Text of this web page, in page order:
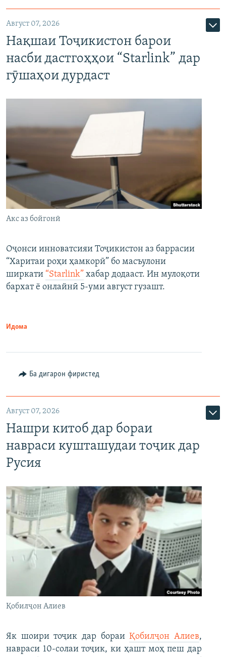
Август 07, 2026
Нақшаи Тоҷикистон барои
насби дастгоҳҳои “Starlink” дар
гӯшаҳои дурдаст
Акс аз бойгонӣ
Оҷонси инноватсияи Тоҷикистон аз баррасии
“Харитаи роҳи ҳамкорӣ” бо масъулони
ширкати “Starlink” хабар додааст. Ин мулоқоти
бархат ё онлайнӣ 5-уми август гузашт.
Идома
Ба дигарон фиристед
Август 07, 2026
Нашри китоб дар бораи
навраси кушташудаи тоҷик дар
Русия
Қобилҷон Алиев
Як шоири тоҷик дар бораиҚобилҷон Алиев,
навраси 10-солаи тоҷик, ки ҳашт моҳ пеш дар